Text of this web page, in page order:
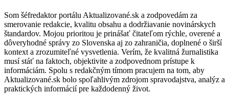
Som šéfredaktor portálu Aktualizované.sk a zodpovedám za
smerovanie redakcie, kvalitu obsahu a dodržiavanie novinárskych
štandardov. Mojou prioritou je prinášať čitateľom rýchle, overené a
dôveryhodné správy zo Slovenska aj zo zahraničia, doplnené o širší
kontext a zrozumiteľné vysvetlenia. Verím, že kvalitná žurnalistika
musí stáť na faktoch, objektivite a zodpovednom prístupe k
informáciám. Spolu s redakčným tímom pracujem na tom, aby
Aktualizované.sk bolo spoľahlivým zdrojom spravodajstva, analýz a
praktických informácií pre každodenný život.